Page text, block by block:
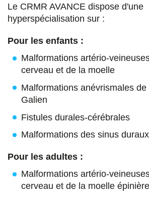
Le CRMR AVANCE dispose d'une
hyperspécialisation sur :
Pour les enfants :
Malformations artério-
cerveau et de la moelle
Malformations anévrismales
Galien
Fistules durales-cérébrales
Malformations des sinus duraux
Pour les adultes :
Malformations artério-
cerveau et de la moelle épinière